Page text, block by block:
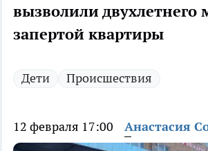
вызволили
запертой квартиры
Дети Происшествия
12 февраля 17:00 Анастасия